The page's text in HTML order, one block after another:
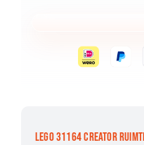
LEGO 31164 CREATOR